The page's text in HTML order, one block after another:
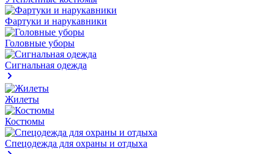
Фартуки и нарукавники
Головные уборы
Сигнальная одежда
Жилеты
Костюмы
Спецодежда для охраны и отдыха